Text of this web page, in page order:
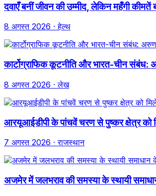
दवाएँ बनीं जीवन की उम्मीद, लेकिन महँगी कीमतें
8 अगस्त 2026 · हेल्थ
कार्टोग्राफिक कूटनीति और भारत-चीन
8 अगस्त 2026 · लेख
आरयूआईडीपी के पांचवें चरण से पुष्कर क्षेत्र को
7 अगस्त 2026 · राजस्थान
अजमेर में जलभराव की समस्या के स्थायी